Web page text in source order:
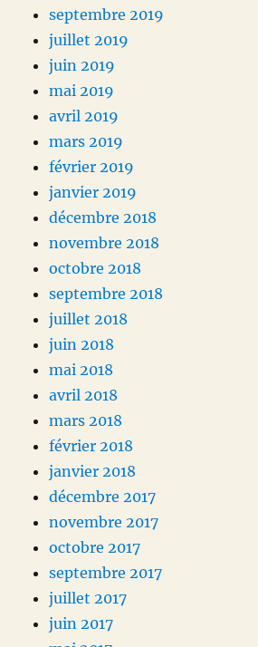
septembre 2019
juillet 2019
juin 2019
mai 2019
avril 2019
mars 2019
février 2019
janvier 2019
décembre 2018
novembre 2018
octobre 2018
septembre 2018
juillet 2018
juin 2018
mai 2018
avril 2018
mars 2018
février 2018
janvier 2018
décembre 2017
novembre 2017
octobre 2017
septembre 2017
juillet 2017
juin 2017